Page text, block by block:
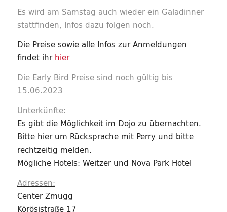
Es wird am Samstag auch wieder ein Galadinner
stattfinden, Infos dazu folgen noch.
Die Preise sowie alle Infos zur Anmeldungen
findet ihr hier
Die Early Bird Preise sind noch gültig bis
15.06.2023
Unterkünfte:
Es gibt die Möglichkeit im Dojo zu übernachten.
Bitte hier um Rücksprache mit Perry und bitte
rechtzeitig melden.
Mögliche Hotels: Weitzer und Nova Park Hotel
Adressen:
Center Zmugg
Körösistraße 17